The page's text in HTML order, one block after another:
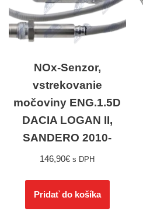
NOx-Senzor,
vstrekovanie
močoviny ENG.1.5D
DACIA LOGAN II,
SANDERO 2010-
146,90€ s DPH
Pridať do košíka